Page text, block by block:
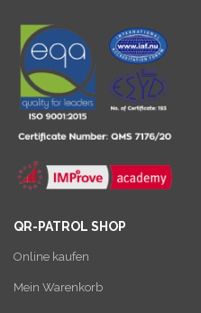
QR-PATROL SHOP
Online kaufen
Mein Warenkorb